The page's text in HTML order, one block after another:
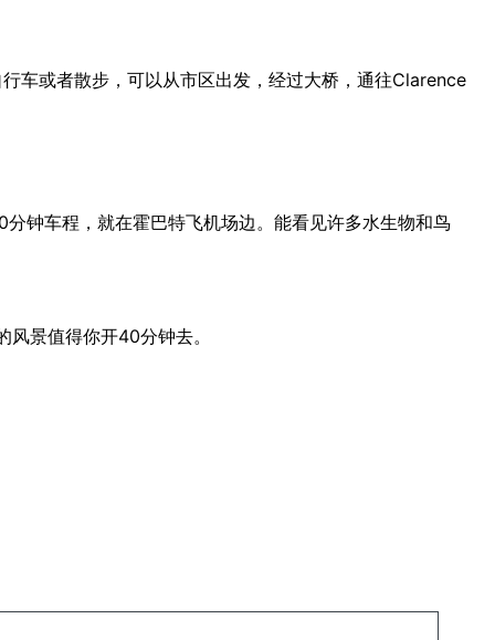
车或者散步，可以从市区出发，经过大桥，通往Clarence
钟车程，就在霍巴特飞机场边。能看见许多水生物和鸟
景值得你开40分钟去。